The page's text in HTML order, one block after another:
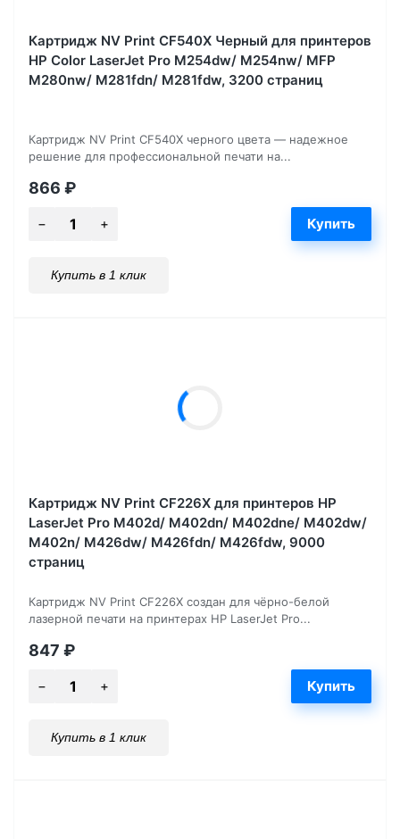
Картридж NV Print CF540X Черный для принтеров
HP Color LaserJet Pro M254dw/ M254nw/ MFP
M280nw/ M281fdn/ M281fdw, 3200 страниц
Картридж NV Print CF540X черного цвета — надежное
решение для профессиональной печати на...
866 ₽
Купить в 1 клик
Картридж NV Print CF226X для принтеров HP
LaserJet Pro M402d/ M402dn/ M402dne/ M402dw/
M402n/ M426dw/ M426fdn/ M426fdw, 9000
страниц
Картридж NV Print CF226X создан для чёрно-белой
лазерной печати на принтерах HP LaserJet Pro...
847 ₽
Купить в 1 клик